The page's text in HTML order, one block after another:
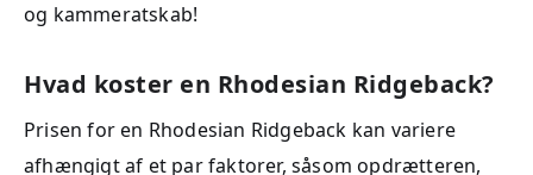
og kammeratskab!
Hvad koster en Rhodesian Ridgeback?
Prisen for en Rhodesian Ridgeback kan variere
afhængigt af et par faktorer, såsom opdrætteren,